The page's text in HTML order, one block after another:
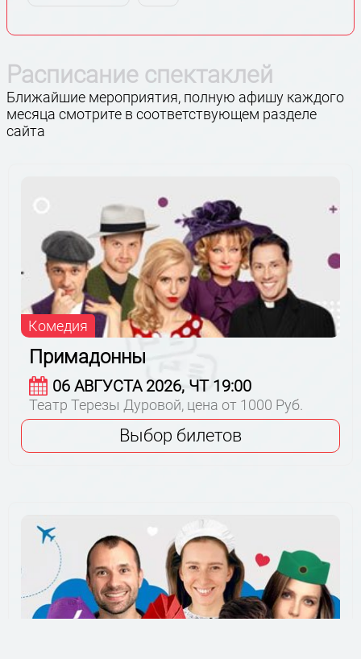
Расписание спектаклей
Ближайшие мероприятия, полную афишу каждого
месяца смотрите в соответствующем разделе
сайта
Комедия
Примадонны
06 АВГУСТА 2026, ЧТ 19:00
Театр Терезы Дуровой, цена от 1000 Руб.
Выбор билетов